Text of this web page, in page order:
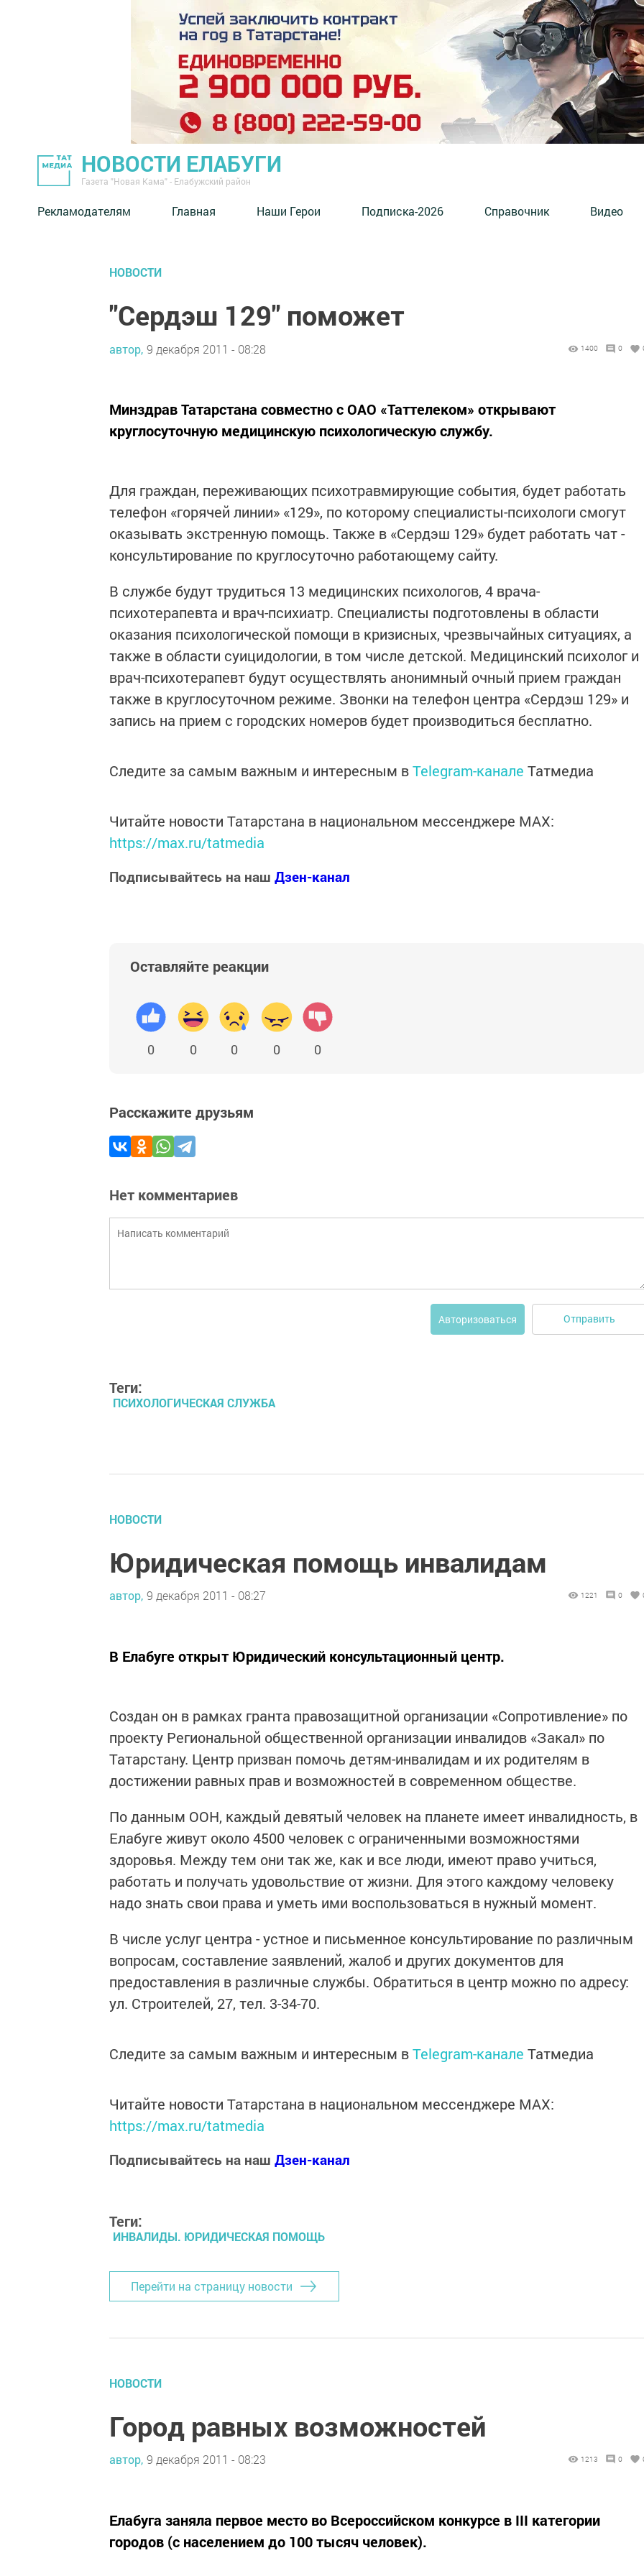
НОВОСТИ ЕЛАБУГИ
Газета "Новая Кама" - Елабужский район
Рекламодателям Главная Наши Герои Подписка-2026 Справочник Видео
НОВОСТИ
"Сердэш 129" поможет
автор, 9 декабря 2011 - 08:28 1400 0
Минздрав Татарстана совместно с ОАО «Таттелеком» открывают
круглосуточную медицинскую психологическую службу.
Для граждан, переживающих психотравмирующие события, будет работать
телефон «горячей линии» «129», по которому специалисты-психологи смогут
оказывать экстренную помощь. Также в «Сердэш 129» будет работать чат -
консультирование по круглосуточно работающему сайту.
В службе будут трудиться 13 медицинских психологов, 4 врача-
психотерапевта и врач-психиатр. Специалисты подготовлены в области
оказания психологической помощи в кризисных, чрезвычайных ситуациях, а
также в области суицидологии, в том числе детской. Медицинский психолог и
врач-психотерапевт будут осуществлять анонимный очный прием граждан
также в круглосуточном режиме. Звонки на телефон центра «Сердэш 129» и
запись на прием с городских номеров будет производиться бесплатно.
Следите за самым важным и интересным вTelegram-канале Татмедиа
Читайте новости Татарстана в национальном мессенджере MАХ:
https://max.ru/tatmedia
Подписывайтесь на наш Дзен-канал
Оставляйте реакции
0 0 0 0 0
Расскажите друзьям
Нет комментариев
Авторизоваться Отправить
Теги:
ПСИХОЛОГИЧЕСКАЯ СЛУЖБА
НОВОСТИ
Юридическая помощь инвалидам
автор, 9 декабря 2011 - 08:27 1221 0
В Елабуге открыт Юридический консультационный центр.
Создан он в рамках гранта правозащитной организации «Сопротивление» по
проекту Региональной общественной организации инвалидов «Закал» по
Татарстану. Центр призван помочь детям-инвалидам и их родителям в
достижении равных прав и возможностей в современном обществе.
По данным ООН, каждый девятый человек на планете имеет инвалидность, в
Елабуге живут около 4500 человек с ограниченными возможностями
здоровья. Между тем они так же, как и все люди, имеют право учиться,
работать и получать удовольствие от жизни. Для этого каждому человеку
надо знать свои права и уметь ими воспользоваться в нужный момент.
В числе услуг центра - устное и письменное консультирование по различным
вопросам, составление заявлений, жалоб и других документов для
предоставления в различные службы. Обратиться в центр можно по адресу:
ул. Строителей, 27, тел. 3-34-70.
Следите за самым важным и интересным вTelegram-канале Татмедиа
Читайте новости Татарстана в национальном мессенджере MАХ:
https://max.ru/tatmedia
Подписывайтесь на наш Дзен-канал
Теги:
ИНВАЛИДЫ. ЮРИДИЧЕСКАЯ ПОМОЩЬ
Перейти на страницу новости
НОВОСТИ
Город равных возможностей
автор, 9 декабря 2011 - 08:23 1213 0
Елабуга заняла первое место во Всероссийском конкурсе в III категории
городов (с населением до 100 тысяч человек).